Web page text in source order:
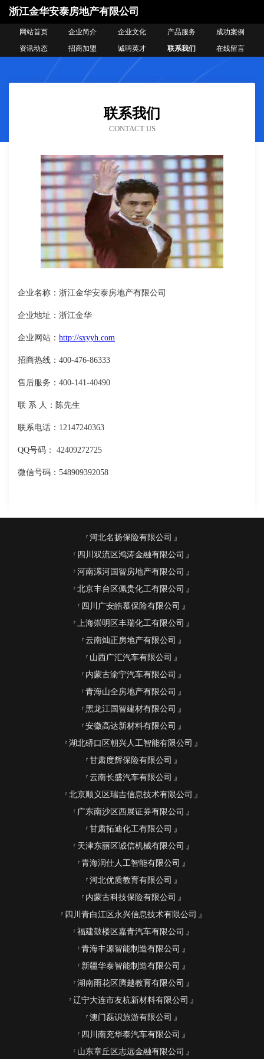
浙江金华安泰房地产有限公司
网站首页 企业简介 企业文化 产品服务
成功案例
资讯动态
招商加盟 诚聘英才 联系我们 在线留言
联系我们
CONTACT US
企业名称：浙江金华安泰房地产有限公司
企业地址：浙江金华
企业网站： http://sxyyh.com
招商热线：400-476-86333
售后服务：400-141-40490
联 系 人：陈先生
联系电话：12147240363
QQ号码： 42409272725
微信号码：548909392058
河北名扬保险有限公司
四川双流区鸿涛金融有限公司
河南漯河国智房地产有限公司
北京丰台区佩贵化工有限公司
四川广安皓慕保险有限公司
上海崇明区丰瑞化工有限公司
云南灿正房地产有限公司
山西广汇汽车有限公司
内蒙古渝宁汽车有限公司
青海山全房地产有限公司
黑龙江国智建材有限公司
安徽高达新材料有限公司
湖北硚口区朝兴人工智能有限公司
甘肃度辉保险有限公司
云南长盛汽车有限公司
北京顺义区瑞吉信息技术有限公司
广东南沙区西展证券有限公司
甘肃拓迪化工有限公司
天津东丽区诚信机械有限公司
青海润仕人工智能有限公司
河北优质教育有限公司
内蒙古科技保险有限公司
四川青白江区永兴信息技术有限公司
福建鼓楼区嘉青汽车有限公司
青海丰源智能制造有限公司
新疆华泰智能制造有限公司
湖南雨花区腾越教育有限公司
辽宁大连市友杭新材料有限公司
澳门磊识旅游有限公司
四川南充华泰汽车有限公司
山东章丘区志远金融有限公司